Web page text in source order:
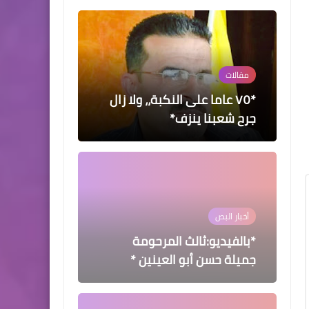
مقالات
*٧٥ عاما على النكبة،، ولا زال
جرح شعبنا ينزف*
أخبار البص
*بالفيديو:ثالث المرحومة
جميلة حسن أبو العينين *